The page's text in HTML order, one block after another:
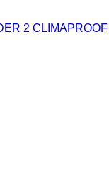
2 CLIMAPROOF